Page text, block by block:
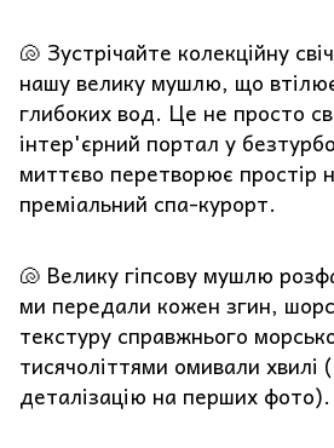
🐚 Зустрічайте колекційну
нашу велику мушлю, що
глибоких вод. Це не просто
інтер'єрний портал у
миттєво перетворює простір
преміальний спа-курорт.
🐚 Велику гіпсову мушлю
ми передали кожен згин,
текстуру справжнього
тисячоліттями омивали хвилі
деталізацію на перших фото).